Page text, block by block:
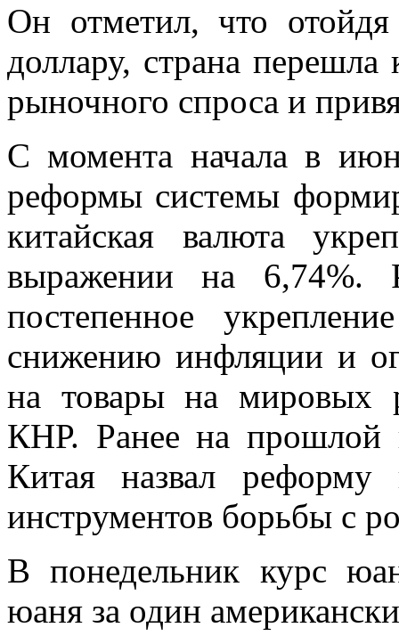
Он отметил, что
доллару, страна
рыночного спроса и
С момента начала в
реформы системы
китайская валюта
выражении на 6,74%.
постепенное
снижению инфляции и
на товары на мировых
КНР. Ранее на прошлой
Китая назвал
инструментов борьбы с
В понедельник курс
юаня за один